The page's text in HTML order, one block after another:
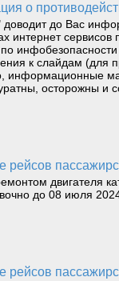
о
до Вас
интернет сервисов
к слайдам (для
информационные
осторожны и
рейсов
двигателя
до 08 июля
рейсов